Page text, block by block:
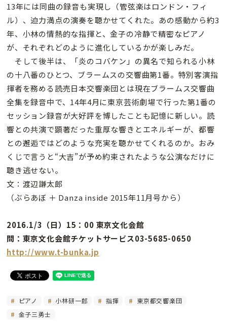
13年には同曲の録音も実現し（管弦楽はロンドン・フィ
ル）、迫力満点の演奏を聴かせてくれた。あの感動から約3
年、小林の情熱的な指揮と、金子の冷静で精密なピアノ
が、それぞれどのように進化しているかが楽しみだ。
そして後半は、「炎のコバケン」の異名で知られる小林
の十八番のひとつ、ブラームスの交響曲第1番。特別客演指
揮者を務める読売日本交響楽団とは現在ブラームス交響曲
全集を録音中で、14年4月に東京芸術劇場で行った第1番の
セッション録音が大好評を博したことも記憶に新しい。読
響との共演で顕著だった重厚な響きとエネルギーが、都響
との邂逅ではどのような充実を聴かせてくれるのか。おみ
くじで言うと“大吉”が予め約束されたような公演なだけに
聴き逃せない。
文：渡辺謙太郎
（ぶらあぼ ＋ Danza inside 2015年11月号から）
2016.1/3（日）15：00 東京文化会館
問：東京文化会館チケットサービス03-5685-0650
http://www.t-bunka.jp
ピアノ 小林研一郎 指揮
東京都交響楽団
金子三勇士